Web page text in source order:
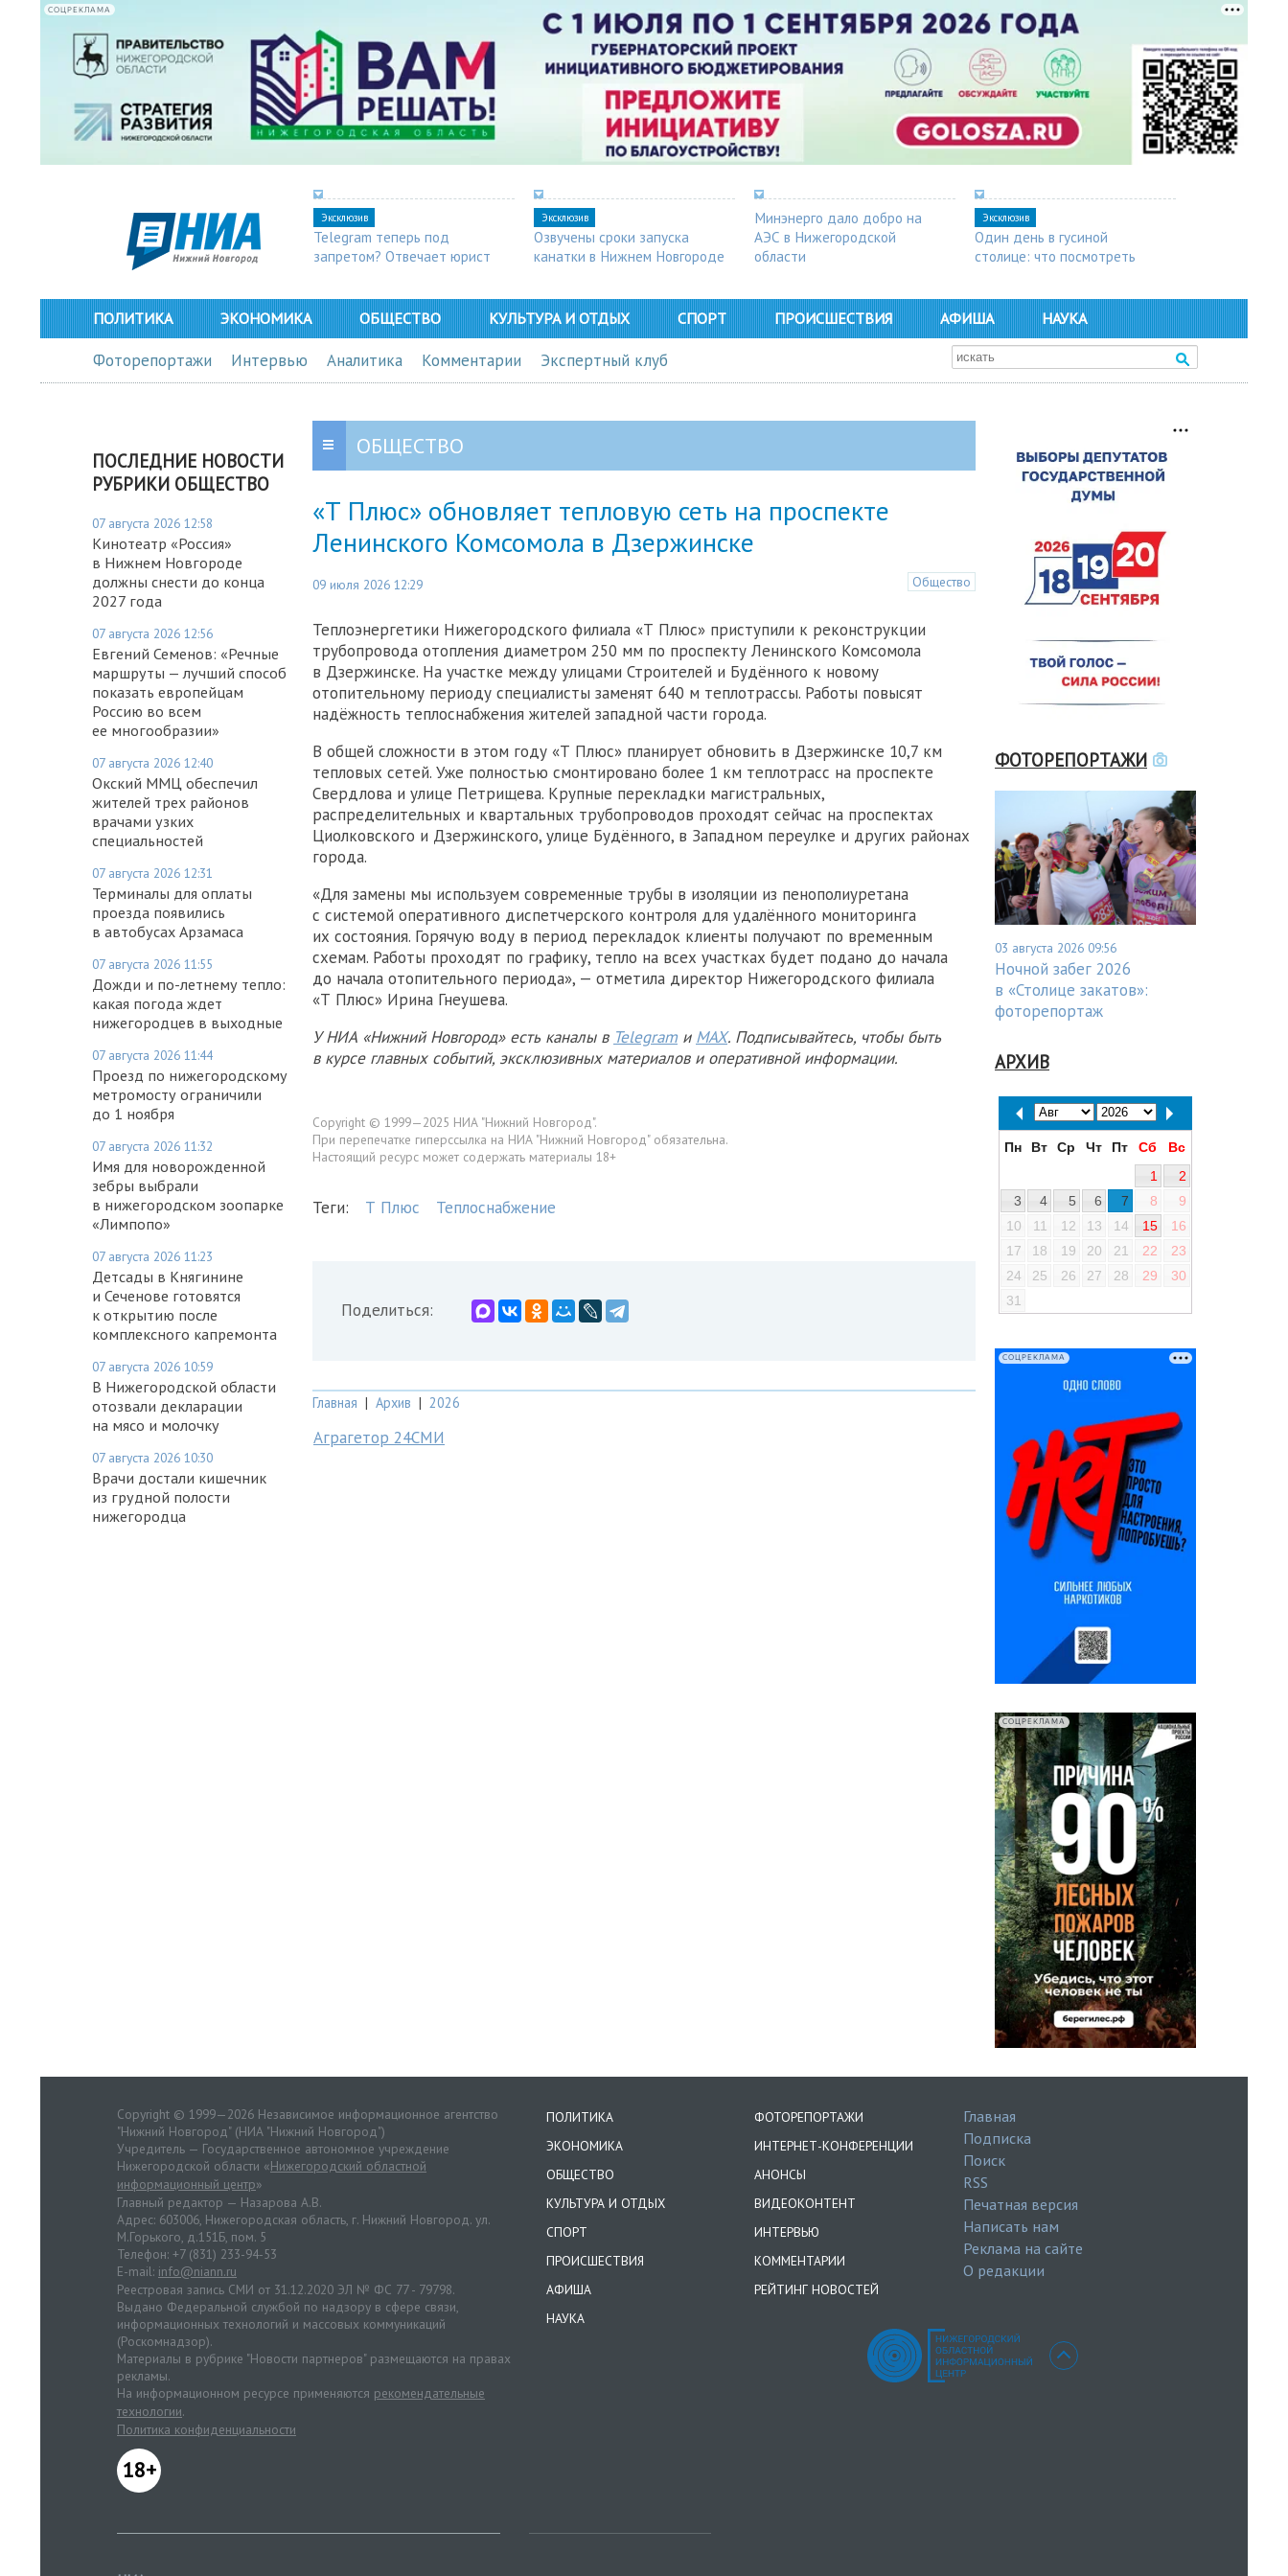
СОЦРЕКЛАМА
Эксклюзив
Telegram теперь под
запретом? Отвечает юрист
Эксклюзив
Озвучены сроки запуска
канатки в Нижнем Новгороде
Минэнерго дало добро на
АЭС в Нижегородской
области
Эксклюзив
Один день в гусиной
столице: что посмотреть
ПОЛИТИКА ЭКОНОМИКА ОБЩЕСТВО КУЛЬТУРА И ОТДЫХ СПОРТ ПРОИСШЕСТВИЯ АФИША НАУКА
Фоторепортажи Интервью Аналитика Комментарии Экспертный клуб
ПОСЛЕДНИЕ НОВОСТИ
РУБРИКИ ОБЩЕСТВО
07 августа 2026 12:58
Кинотеатр «Россия»
в Нижнем Новгороде
должны снести до конца
2027 года
07 августа 2026 12:56
Евгений Семенов: «Речные
маршруты — лучший способ
показать европейцам
Россию во всем
ее многообразии»
07 августа 2026 12:40
Окский ММЦ обеспечил
жителей трех районов
врачами узких
специальностей
07 августа 2026 12:31
Терминалы для оплаты
проезда появились
в автобусах Арзамаса
07 августа 2026 11:55
Дожди и по-летнему тепло:
какая погода ждет
нижегородцев в выходные
07 августа 2026 11:44
Проезд по нижегородскому
метромосту ограничили
до 1 ноября
07 августа 2026 11:32
Имя для новорожденной
зебры выбрали
в нижегородском зоопарке
«Лимпопо»
07 августа 2026 11:23
Детсады в Княгинине
и Сеченове готовятся
к открытию после
комплексного капремонта
07 августа 2026 10:59
В Нижегородской области
отозвали декларации
на мясо и молочку
07 августа 2026 10:30
Врачи достали кишечник
из грудной полости
нижегородца
ОБЩЕСТВО
«Т Плюс» обновляет тепловую сеть на проспекте
Ленинского Комсомола в Дзержинске
09 июля 2026 12:29 Общество
Теплоэнергетики Нижегородского филиала «Т Плюс» приступили к реконструкции
трубопровода отопления диаметром 250 мм по проспекту Ленинского Комсомола
в Дзержинске. На участке между улицами Строителей и Будённого к новому
отопительному периоду специалисты заменят 640 м теплотрассы. Работы повысят
надёжность теплоснабжения жителей западной части города.
В общей сложности в этом году «Т Плюс» планирует обновить в Дзержинске 10,7 км
тепловых сетей. Уже полностью смонтировано более 1 км теплотрасс на проспекте
Свердлова и улице Петрищева. Крупные перекладки магистральных,
распределительных и квартальных трубопроводов проходят сейчас на проспектах
Циолковского и Дзержинского, улице Будённого, в Западном переулке и других районах
города.
«Для замены мы используем современные трубы в изоляции из пенополиуретана
с системой оперативного диспетчерского контроля для удалённого мониторинга
их состояния. Горячую воду в период перекладок клиенты получают по временным
схемам. Работы проходят по графику, тепло на всех участках будет подано до начала
до начала отопительного периода», — отметила директор Нижегородского филиала
«Т Плюс» Ирина Гнеушева.
У НИА «Нижний Новгород» есть каналы в Telegram и MAX. Подписывайтесь, чтобы быть
в курсе главных событий, эксклюзивных материалов и оперативной информации.
Copyright © 1999—2025 НИА "Нижний Новгород".
При перепечатке гиперссылка на НИА "Нижний Новгород" обязательна.
Настоящий ресурс может содержать материалы 18+
Теги: Т Плюс Теплоснабжение
Поделиться:
Главная | Архив | 2026
Аграгетор 24СМИ
ФОТОРЕПОРТАЖИ
03 августа 2026 09:56
Ночной забег 2026
в «Столице закатов»:
фоторепортаж
АРХИВ
Пн Вт Ср Чт Пт Сб
Вс
1
2
3
4 5 6 7 8
9
10
11 12 13 14 15
16
17
18 19 20 21 22
23
24
25 26 27 28 29
30
31
СОЦРЕКЛАМА
СОЦРЕКЛАМА
Copyright © 1999—2026 Независимое информационное агентство
"Нижний Новгород" (НИА "Нижний Новгород")
Учредитель — Государственное автономное учреждение
Нижегородской области «Нижегородский областной
информационный центр»
Главный редактор — Назарова А.В.
Адрес: 603006, Нижегородская область, г. Нижний Новгород. ул.
М.Горького, д.151Б, пом. 5
Телефон: +7 (831) 233-94-53
E-mail: info@niann.ru
Реестровая запись СМИ от 31.12.2020 ЭЛ № ФС 77 - 79798.
Выдано Федеральной службой по надзору в сфере связи,
информационных технологий и массовых коммуникаций
(Роскомнадзор).
Материалы в рубрике "Новости партнеров" размещаются на правах
рекламы.
На информационном ресурсе применяются рекомендательные
технологии.
Политика конфиденциальности
18+
ПОЛИТИКА
ЭКОНОМИКА
ОБЩЕСТВО
КУЛЬТУРА И ОТДЫХ
СПОРТ
ПРОИСШЕСТВИЯ
АФИША
НАУКА
ФОТОРЕПОРТАЖИ
ИНТЕРНЕТ-КОНФЕРЕНЦИИ
АНОНСЫ
ВИДЕОКОНТЕНТ
ИНТЕРВЬЮ
КОММЕНТАРИИ
РЕЙТИНГ НОВОСТЕЙ
Главная
Подписка
Поиск
RSS
Печатная версия
Написать нам
Реклама на сайте
О редакции